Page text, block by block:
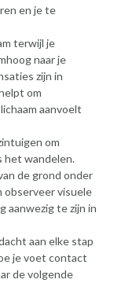
en je te
terwijl je
naar je
zijn in
om
aanvoelt
om
het wandelen.
de grond onder
observeer visuele
aanwezig te zijn in
aan elke stap
je voet contact
de volgende